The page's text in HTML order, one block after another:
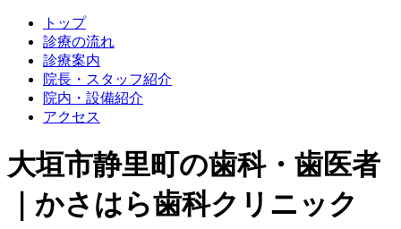
トップ
診療の流れ
診療案内
院長・スタッフ紹介
院内・設備紹介
アクセス
大垣市静里町の歯科・歯医者
｜かさはら歯科クリニック